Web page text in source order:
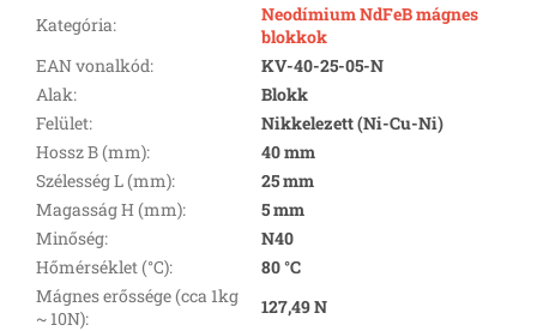
Kategória:
Neodímium NdFeB mágnes
blokkok
EAN vonalkód:
KV-40-25-05-N
Alak:
Blokk
Felület:
Nikkelezett (Ni-Cu-Ni)
Hossz B (mm):
40 mm
Szélesség L (mm):
25 mm
Magasság H (mm):
5 mm
Minőség:
N40
Hőmérséklet (°C):
80 °C
Mágnes erőssége (cca 1kg
~ 10N):
127,49 N